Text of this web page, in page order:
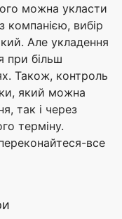
можна укласти
компанією, вибір
Але укладення
при більш
Також, контроль
який можна
так і через
терміну.
все